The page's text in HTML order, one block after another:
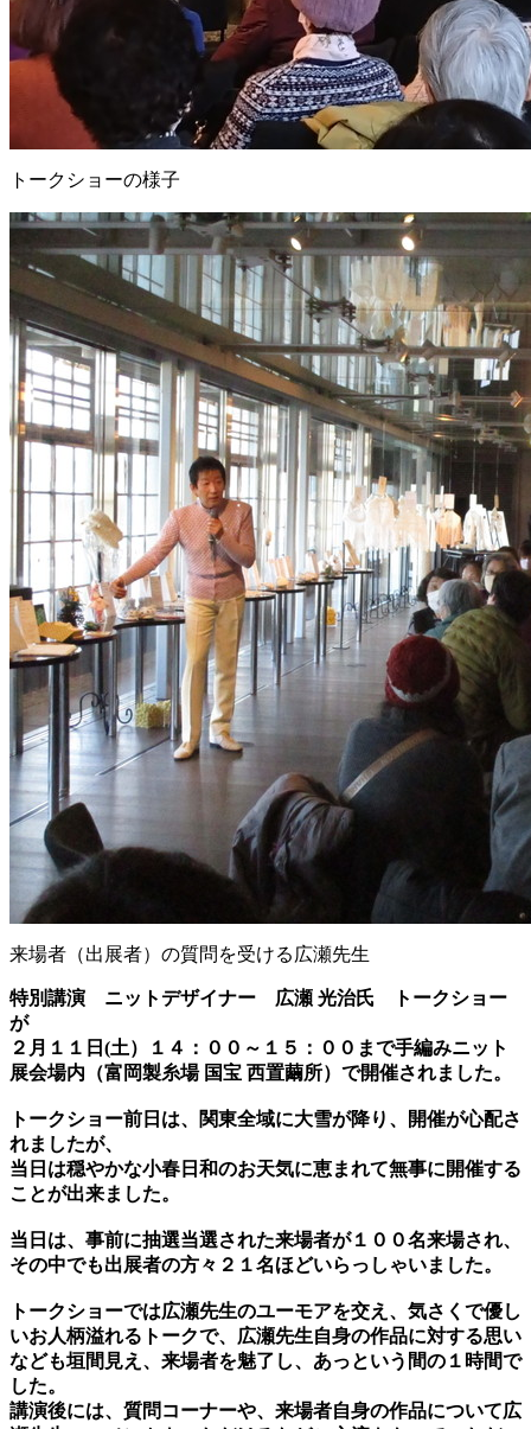
トークショーの様子
来場者（出展者）の質問を受ける広瀬先生
特別講演 ニットデザイナー 広瀬 光治氏 トークショー
が
２月１１日(土）１４：００～１５：００まで手編みニット
展会場内（富岡製糸場 国宝 西置繭所）で開催されました。
トークショー前日は、関東全域に大雪が降り、開催が心配さ
れましたが、
当日は穏やかな小春日和のお天気に恵まれて無事に開催する
ことが出来ました。
当日は、事前に抽選当選された来場者が１００名来場され、
その中でも出展者の方々２１名ほどいらっしゃいました。
トークショーでは広瀬先生のユーモアを交え、気さくで優し
いお人柄溢れるトークで、広瀬先生自身の作品に対する思い
なども垣間見え、来場者を魅了し、あっという間の１時間で
した。
講演後には、質問コーナーや、来場者自身の作品について広